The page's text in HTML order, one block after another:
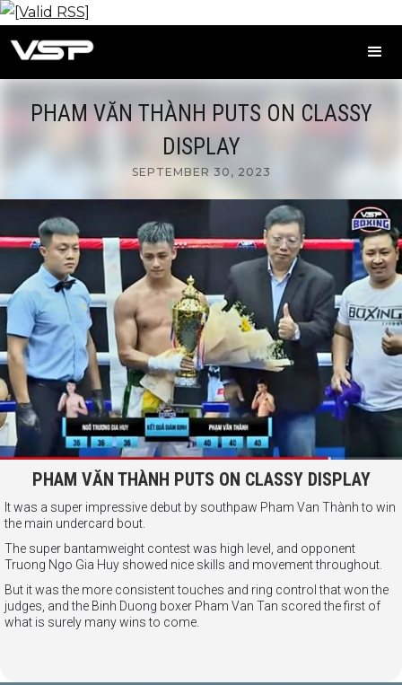
PHAM VĂN THÀNH PUTS ON CLASSY
DISPLAY
SEPTEMBER 30, 2023
PHAM VĂN THÀNH PUTS ON CLASSY DISPLAY
It was a super impressive debut by southpaw Pham Van Thành to win
the main undercard bout.
The super bantamweight contest was high level, and opponent
Truong Ngo Gia Huy showed nice skills and movement throughout.
But it was the more consistent touches and ring control that won the
judges, and the Binh Duong boxer Pham Van Tan scored the first of
what is surely many wins to come.